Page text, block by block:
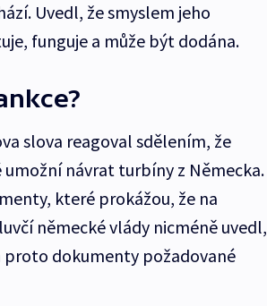
Uvedl, že smyslem jeho
funguje a může být dodána.
slova reagoval sdělením, že
návrat turbíny z Německa.
které prokážou, že na
německé vlády nicméně uvedl,
proto dokumenty požadované